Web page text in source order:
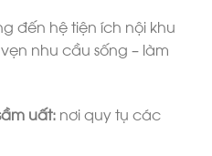
đến hệ tiện ích nội khu
nhu cầu sống – làm
uất:nơi quy tụ các